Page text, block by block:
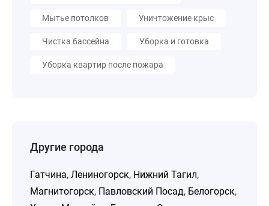
Мытье потолков Уничтожение крыс
Чистка бассейна Уборка и готовка
Уборка квартир после пожара
Другие города
Гатчина, Лениногорск, Нижний Тагил,
Магнитогорск, Павловский Посад, Белогорск,